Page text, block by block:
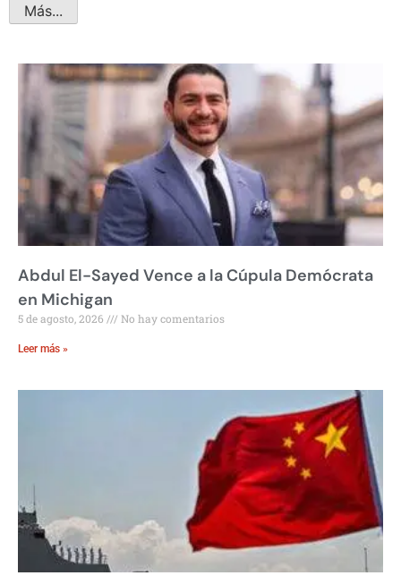
Más...
Abdul El-Sayed Vence a la Cúpula Demócrata
en Michigan
5 de agosto, 2026 No hay comentarios
Leer más »